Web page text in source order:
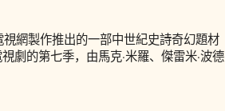
視網製作推出的一部中世紀史詩奇幻題材
劇的第七季，由馬克·米羅、傑雷米·波德